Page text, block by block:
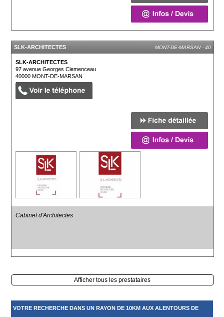
SLK-ARCHITECTES MONT-DE-MARSAN - 40
SLK-ARCHITECTES
97 avenue Georges Clemenceau
40000MONT-DE-MARSAN
Cabinet d'Architectes
Afficher tous les prestataires
VOTRE RECHERCHE DANS UN RAYON DE 10KM AUX ALENTOURS DE